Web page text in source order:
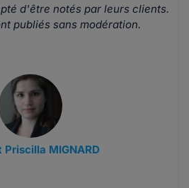
d'être notés par leurs clients.
publiés sans modération.
Priscilla MIGNARD